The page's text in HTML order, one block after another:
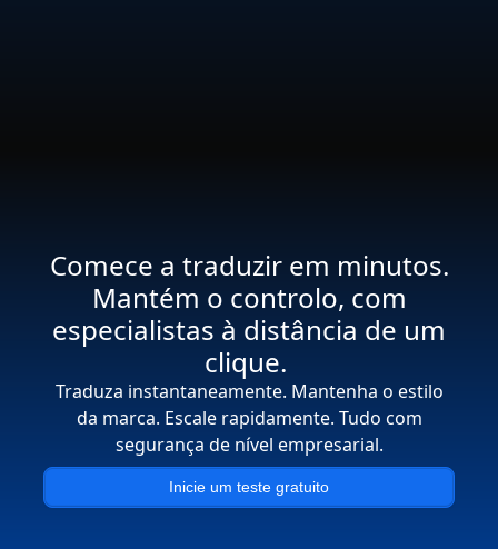
Comece a traduzir em minutos.
Mantém o controlo, com
especialistas à distância de um
clique.
Traduza instantaneamente. Mantenha o estilo
da marca. Escale rapidamente. Tudo com
segurança de nível empresarial.
Inicie um teste gratuito